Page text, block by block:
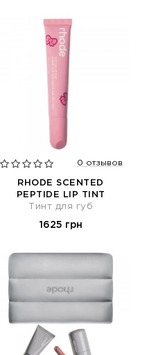
0 отзывов
RHODE SCENTED
PEPTIDE LIP TINT
Тинт для губ
1625 грн